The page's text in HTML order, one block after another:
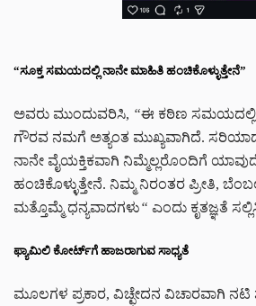
“ಸೂಕ್ತ ಸಮಯದಲ್ಲಿ ನಾನೇ ಮಾಹಿತಿ ಹಂಚಿಕೊಳ್ಳುತ್ತೇನೆ”
ಅವರು ಮುಂದುವರಿಸಿ, “ಈ ಕಠಿಣ ಸಮಯದಲ್ಲಿ
ಗೌರವ ನಮಗೆ ಅತ್ಯಂತ ಮುಖ್ಯವಾಗಿದೆ.
ನಾನೇ ವೈಯಕ್ತಿಕವಾಗಿ ನಿಮ್ಮೆಲ್ಲರೊಂದಿಗೆ
ಹಂಚಿಕೊಳ್ಳುತ್ತೇನೆ. ನಿಮ್ಮ ನಿರಂತರ ಪ್ರೀತಿ,
ಮತ್ತೊಮ್ಮೆ ಧನ್ಯವಾದಗಳು“ ಎಂದು ಕೃತಜ್ಞತೆ
ಫ್ಯಾಮಿಲಿ ಕೋರ್ಟ್‌ಗೆ ಹಾಜರಾಗುವ ಸಾಧ್ಯತೆ
ಮೂಲಗಳ ಪ್ರಕಾರ, ವಿಚ್ಛೇದನ ವಿಚಾರವಾಗಿ ನಟಿ